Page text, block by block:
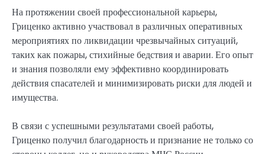
На протяжении своей профессиональной карьеры,
Гриценко активно участвовал в различных оперативных
мероприятиях по ликвидации чрезвычайных ситуаций,
таких как пожары, стихийные бедствия и аварии. Его опыт
и знания позволяли ему эффективно координировать
действия спасателей и минимизировать риски для людей и
имущества.
В связи с успешными результатами своей работы,
Гриценко получил благодарность и признание не только со